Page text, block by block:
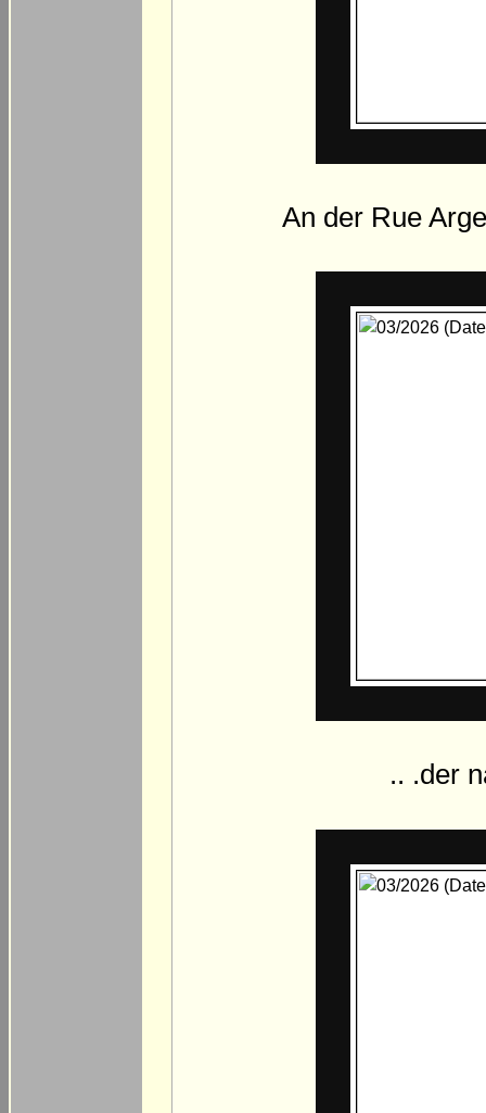
An der Rue
.. .der